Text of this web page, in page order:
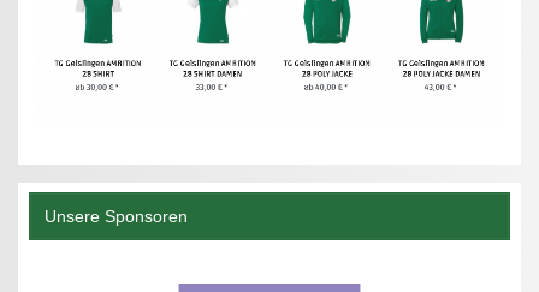
Unsere Sponsoren